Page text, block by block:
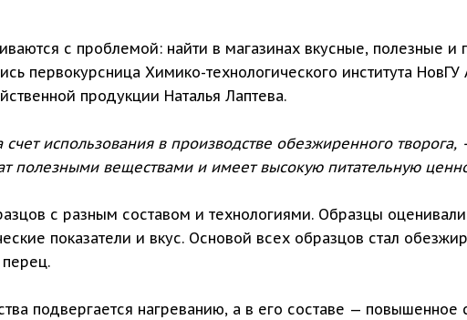
с проблемой: найти в магазинах вкусные, полезные и
первокурсница Химико-технологического института НовГУ
продукции Наталья Лаптева.
использования в производстве обезжиренного творога,
полезными веществами и имеет высокую питательную
с разным составом и технологиями. Образцы оценивали
показатели и вкус. Основой всех образцов стал
подвергается нагреванию, а в его составе — повышенное